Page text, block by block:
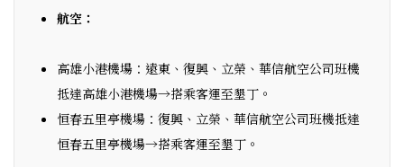
航空：
高雄小港機場：遠東、復興、立榮、華信航空公司班機
抵達高雄小港機場→搭乘客運至墾丁。
恒春五里亭機場：復興、立榮、華信航空公司班機抵達
恒春五里亭機場→搭乘客運至墾丁。